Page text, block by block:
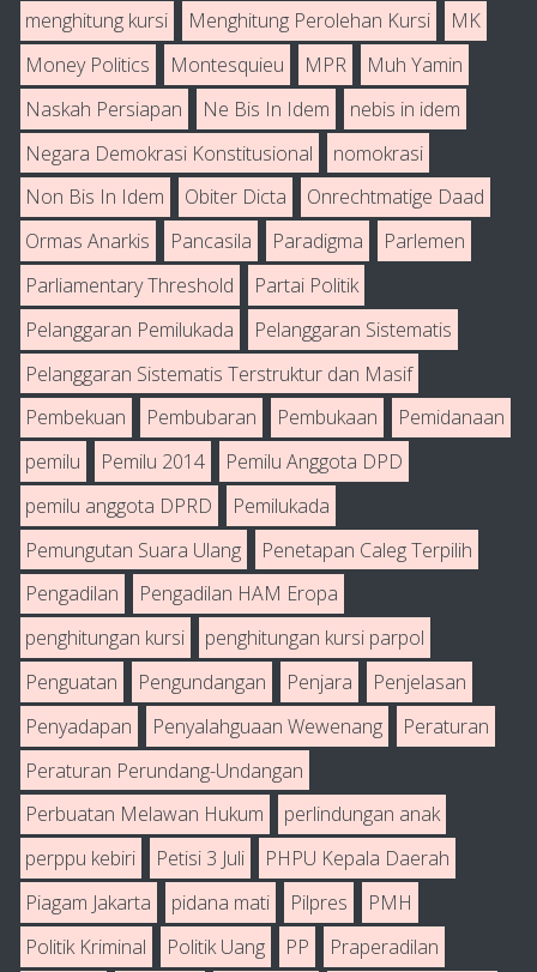
menghitung kursi
Menghitung Perolehan Kursi
MK
Money Politics
Montesquieu MPR
Muh Yamin
Naskah Persiapan
Ne Bis In Idem
nebis in idem
Negara Demokrasi Konstitusional
nomokrasi
Non Bis In Idem
Obiter Dicta
Onrechtmatige Daad
Ormas Anarkis
Pancasila Paradigma
Parlemen
Parliamentary Threshold
Partai Politik
Pelanggaran Pemilukada
Pelanggaran Sistematis
Pelanggaran Sistematis Terstruktur dan Masif
Pembekuan
Pembubaran Pembukaan
Pemidanaan
pemilu
Pemilu 2014
Pemilu Anggota DPD
pemilu anggota DPRD
Pemilukada
Pemungutan Suara Ulang
Penetapan Caleg Terpilih
Pengadilan
Pengadilan HAM Eropa
penghitungan kursi
penghitungan kursi parpol
Penguatan
Pengundangan Penjara
Penjelasan
Penyadapan
Penyalahguaan Wewenang
Peraturan
Peraturan Perundang-Undangan
Perbuatan Melawan Hukum
perlindungan anak
perppu kebiri
Petisi 3 Juli
PHPU Kepala Daerah
Piagam Jakarta
pidana mati Pilpres
PMH
Politik Kriminal
Politik Uang PP
Praperadilan